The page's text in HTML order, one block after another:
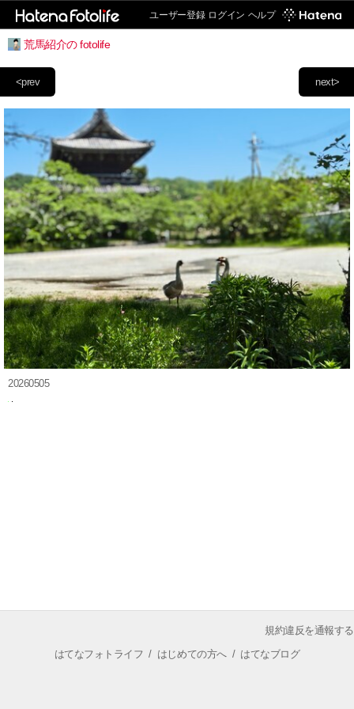
ユーザー登録 ログイン ヘルプ
荒馬紹介の fotolife
next>
<prev
20260505
規約違反を通報する
はてなフォトライフ / はじめての方へ/ はてなブログ